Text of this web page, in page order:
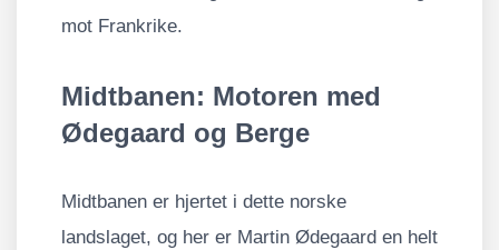
mot Frankrike.
Midtbanen: Motoren med
Ødegaard og Berge
Midtbanen er hjertet i dette norske
landslaget, og her er Martin Ødegaard en helt